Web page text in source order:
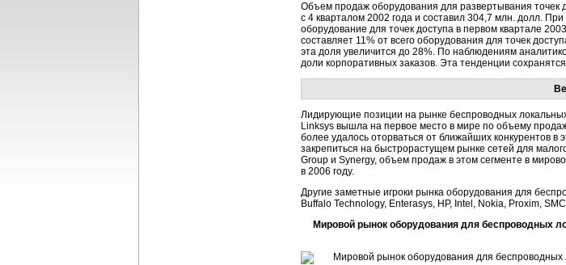
Объем продаж оборудования для развертывания точек
с 4 кварталом 2002 года и составил 304,7 млн. долл.
оборудование для точек доступа в первом квартале
составляет 11% от всего оборудования для точек
эта доля увеличится дo 28%. По наблюдениям
доли корпоративных заказов. Эта тенденции
Лидирующие позиции на рынке беспроводных
Linksys вышла на первое место в мире по объему
более удалось оторваться от ближайших конкурентов
закрепиться на быстрорастущем рынке сетей для
Group и Synergy, объем продаж в этом сегменте в
в 2006 году.
Другие заметные игроки рынка оборудования для
Buffalo Technology, Enterasys, HP, Intel, Nokia, Proxim,
Мировой рынок оборудования для беспроводных